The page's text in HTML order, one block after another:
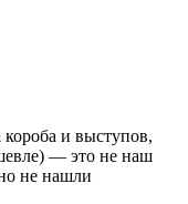
короба и выступов,
— это не наш
не нашли